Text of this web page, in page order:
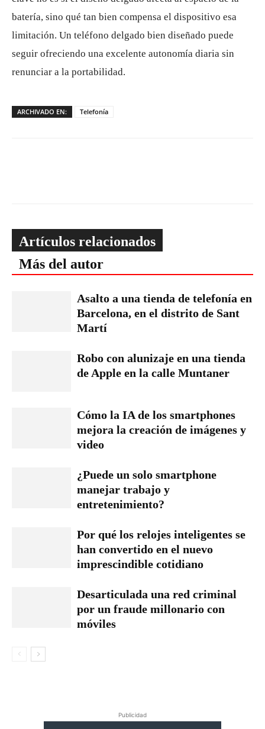
batería, sino qué tan bien compensa el dispositivo esa
limitación. Un teléfono delgado bien diseñado puede
seguir ofreciendo una excelente autonomía diaria sin
renunciar a la portabilidad.
ARCHIVADO EN: Telefonía
Artículos relacionados
Más del autor
Asalto a una tienda de telefonía en
Barcelona, en el distrito de Sant
Martí
Robo con alunizaje en una tienda
de Apple en la calle Muntaner
Cómo la IA de los smartphones
mejora la creación de imágenes y
video
¿Puede un solo smartphone
manejar trabajo y
entretenimiento?
Por qué los relojes inteligentes se
han convertido en el nuevo
imprescindible cotidiano
Desarticulada una red criminal
por un fraude millonario con
móviles
Publicidad